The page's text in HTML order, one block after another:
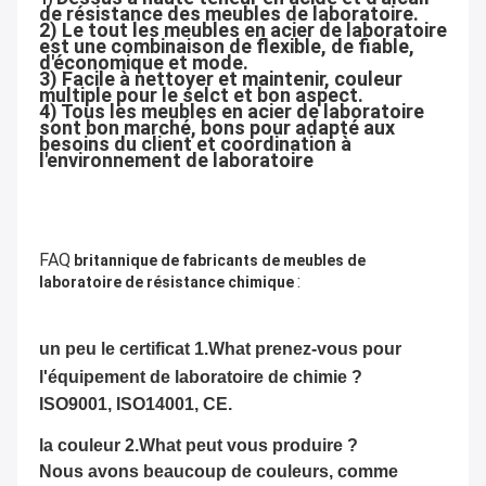
de résistance des meubles de laboratoire.
2) Le tout les meubles en acier de laboratoire
est une combinaison de flexible, de fiable,
d'économique et mode.
3) Facile à nettoyer et maintenir, couleur
multiple pour le selct et bon aspect.
4) Tous les meubles en acier de laboratoire
sont bon marché, bons pour adapté aux
besoins du client et coordination à
l'environnement de laboratoire
FAQ britannique de fabricants de meubles de
laboratoire de résistance chimique:
un peu le certificat 1.What prenez-vous pour
l'équipement de laboratoire de chimie ?
ISO9001, ISO14001, CE.
la couleur 2.What peut vous produire ?
Nous avons beaucoup de couleurs, comme